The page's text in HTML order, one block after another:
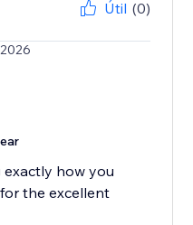
Útil (0)
how you
the excellent